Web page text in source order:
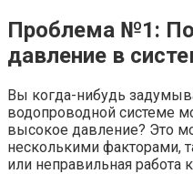
Проблема №1:
давление в
Вы когда-нибудь
водопроводной системе
высокое давление? Это
несколькими факторами,
или неправильная работа